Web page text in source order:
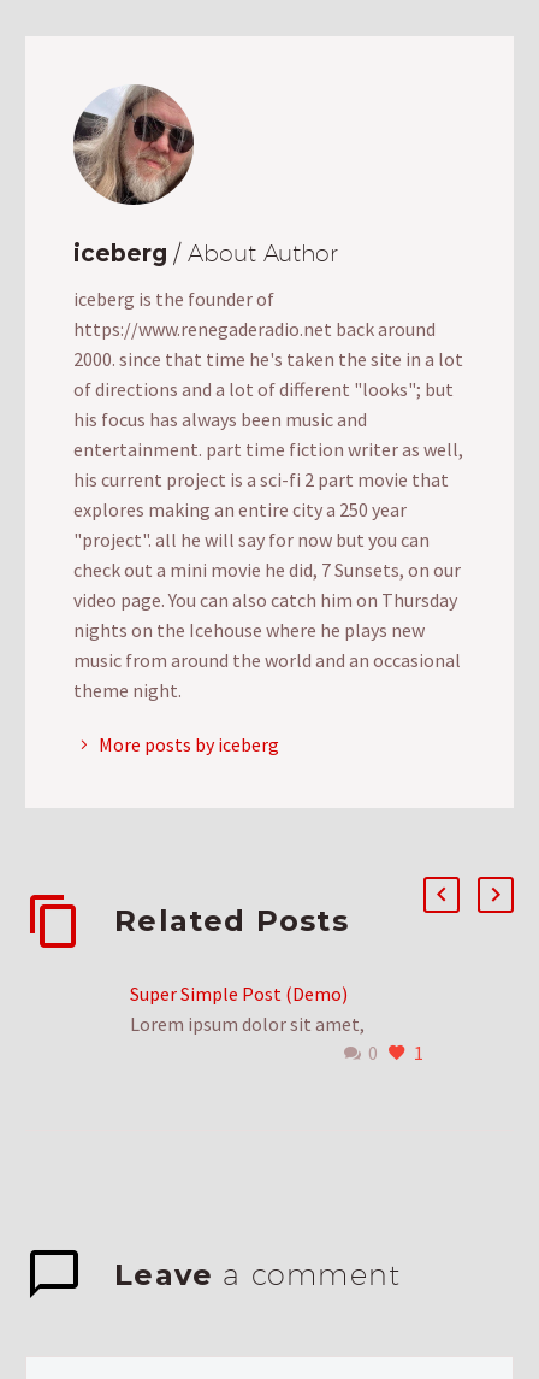
iceberg / About Author
iceberg is the founder of
https://www.renegaderadio.net back around
2000. since that time he's taken the site in a lot
of directions and a lot of different "looks"; but
his focus has always been music and
entertainment. part time fiction writer as well,
his current project is a sci-fi 2 part movie that
explores making an entire city a 250 year
"project". all he will say for now but you can
check out a mini movie he did, 7 Sunsets, on our
video page. You can also catch him on Thursday
nights on the Icehouse where he plays new
music from around the world and an occasional
theme night.
More posts by iceberg
Related Posts
Super Simple Post (Demo)
Lorem ipsum dolor sit amet,
consectetur adipisicing elit, sed do
0 1
Leave a comment